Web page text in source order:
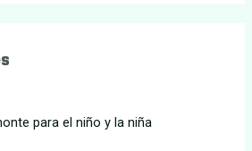
para el niño y la niña